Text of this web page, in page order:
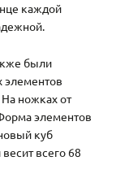
каждой
были
элементов
ножках от
элементов
куб
всего 68